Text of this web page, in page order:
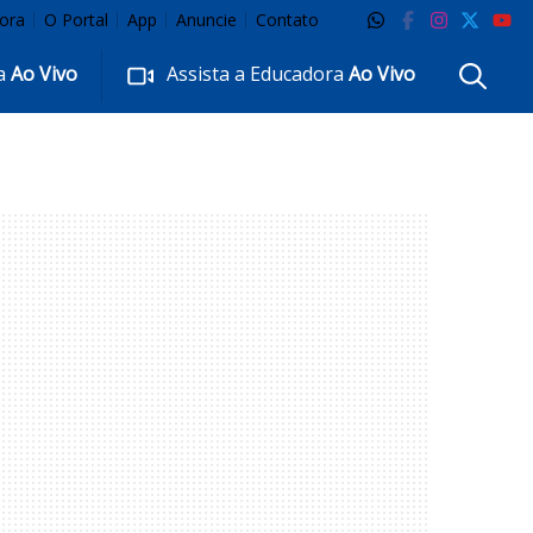
O Portal App Anuncie Contato
Ao Vivo Assista a EducadoraAo Vivo